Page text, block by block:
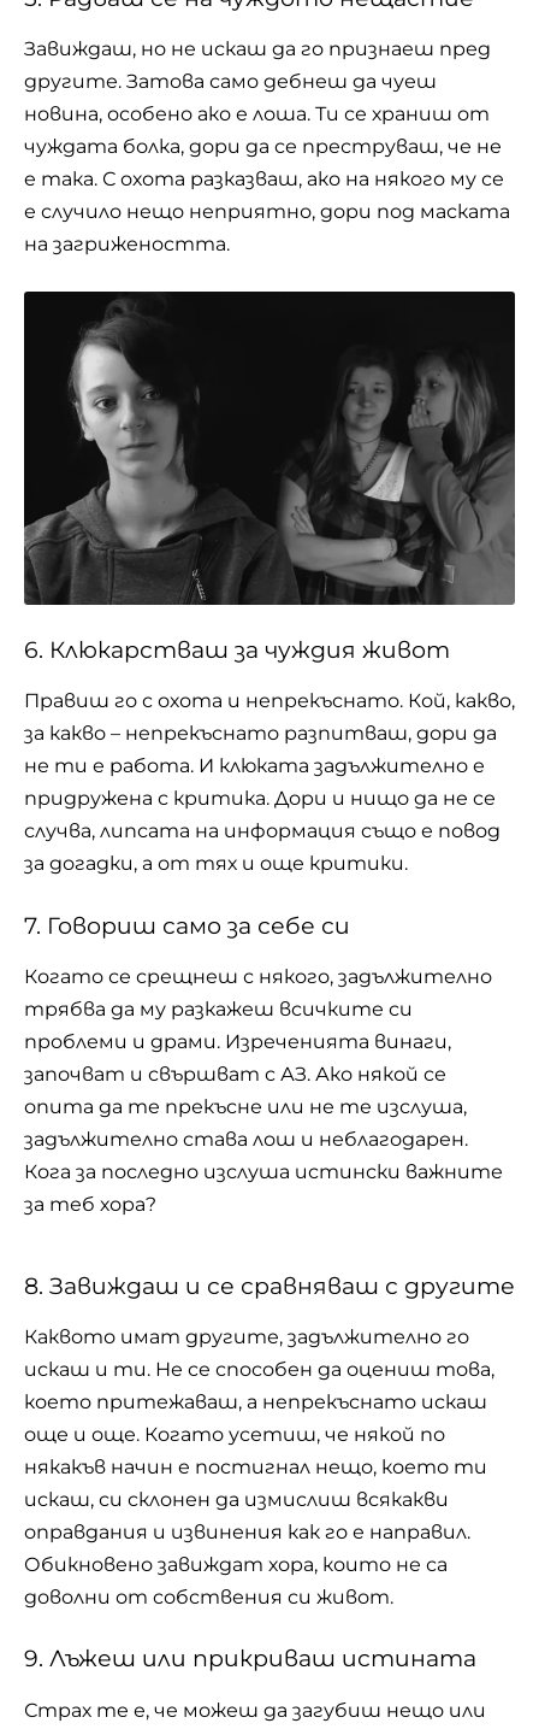
Завиждаш, но не искаш да го признаеш пред
другите. Затова само дебнеш да чуеш
новина, особено ако е лоша. Ти се храниш от
чуждата болка, дори да се преструваш, че не
е така. С охота разказваш, ако на някого му се
е случило нещо неприятно, дори под маската
на загрижеността.
6. Клюкарстваш за чуждия живот
Правиш го с охота и непрекъснато. Кой, какво,
за какво – непрекъснато разпитваш, дори да
не ти е работа. И клюката задължително е
придружена с критика. Дори и нищо да не се
случва, липсата на информация също е повод
за догадки, а от тях и още критики.
7. Говориш само за себе си
Когато се срещнеш с някого, задължително
трябва да му разкажеш всичките си
проблеми и драми. Изреченията винаги,
започват и свършват с АЗ. Ако някой се
опита да те прекъсне или не те изслуша,
задължително става лош и неблагодарен.
Кога за последно изслуша истински важните
за теб хора?
8. Завиждаш и се сравняваш с другите
Каквото имат другите, задължително го
искаш и ти. Не се способен да оцениш това,
което притежаваш, а непрекъснато искаш
още и още. Когато усетиш, че някой по
някакъв начин е постигнал нещо, което ти
искаш, си склонен да измислиш всякакви
оправдания и извинения как го е направил.
Обикновено завиждат хора, които не са
доволни от собствения си живот.
9. Лъжеш или прикриваш истината
Страх те е, че можеш да загубиш нещо или